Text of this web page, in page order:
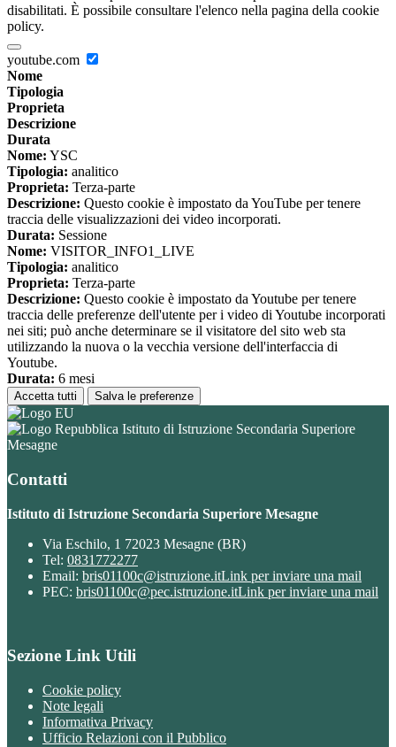
disabilitati. È possibile consultare l'elenco nella pagina della cookie
policy.
youtube.com
Nome
Tipologia
Proprieta
Descrizione
Durata
Nome: YSC
Tipologia: analitico
Proprieta: Terza-parte
Descrizione: Questo cookie è impostato da YouTube per tenere
traccia delle visualizzazioni dei video incorporati.
Durata: Sessione
Nome: VISITOR_INFO1_LIVE
Tipologia: analitico
Proprieta: Terza-parte
Descrizione: Questo cookie è impostato da Youtube per tenere
traccia delle preferenze dell'utente per i video di Youtube incorporati
nei siti; può anche determinare se il visitatore del sito web sta
utilizzando la nuova o la vecchia versione dell'interfaccia di
Youtube.
Durata: 6 mesi
Accetta tutti Salva le preferenze
Istituto di Istruzione Secondaria Superiore
Mesagne
Contatti
Istituto di Istruzione Secondaria Superiore Mesagne
Via Eschilo, 1 72023 Mesagne (BR)
Tel: 0831772277
Email: bris01100c@istruzione.itLink per inviare una mail
PEC: bris01100c@pec.istruzione.itLink per inviare una mail
Sezione Link Utili
Cookie policy
Note legali
Informativa Privacy
Ufficio Relazioni con il Pubblico